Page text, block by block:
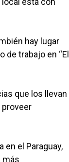
hay lugar
de trabajo en “El
que los llevan
en el Paraguay,
más